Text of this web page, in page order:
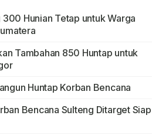
Hunian Tetap untuk Warga
Tambahan 850 Huntap untuk
Huntap Korban Bencana
Bencana Sulteng Ditarget Siap